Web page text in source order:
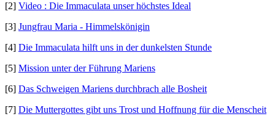
[2] Video : Die Immaculata unser höchstes Ideal
[3] Jungfrau Maria - Himmelskönigin
[4] Die Immaculata hilft uns in der dunkelsten Stunde
[5] Mission unter der Führung Mariens
[6] Das Schweigen Mariens durchbrach alle Bosheit
[7] Die Muttergottes gibt uns Trost und Hoffnung für die Menscheit